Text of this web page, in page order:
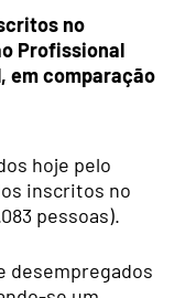
no
Profissional
em comparação
hoje pelo
inscritos no
pessoas).
desempregados